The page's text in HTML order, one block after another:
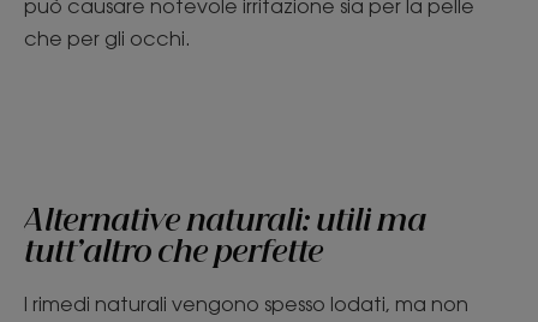
può causare notevole irritazione sia per la pelle
che per gli occhi.
Alternative naturali: utili ma
tutt’altro che perfette
I rimedi naturali vengono spesso lodati, ma non